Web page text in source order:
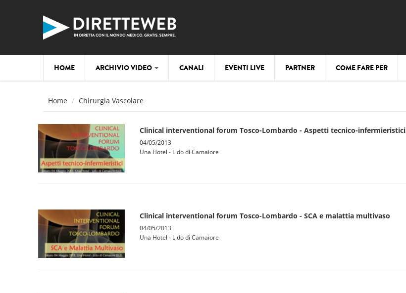
HOME ARCHIVIO VIDEO CANALI EVENTI LIVE PARTNER COME FARE PER
Home Chirurgia Vascolare
Clinical interventional forum Tosco-Lombardo - Aspetti tecnico-infermieristici
04/05/2013
Una Hotel - Lido di Camaiore
Clinical interventional forum Tosco-Lombardo - SCA e malattia multivaso
04/05/2013
Una Hotel - Lido di Camaiore